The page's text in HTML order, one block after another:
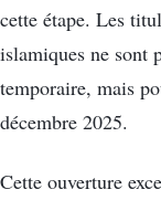
cette étape. Les
islamiques ne sont
temporaire, mais
décembre 2025.
Cette ouverture